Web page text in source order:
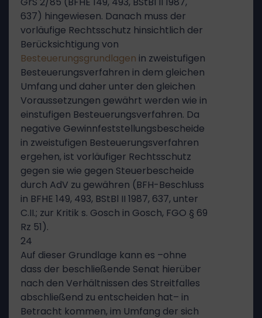
637) hingewiesen. Danach muss der
vorläufige Rechtsschutz hinsichtlich der
Berücksichtigung von
Besteuerungsgrundlagen in zweistufigen
Besteuerungsverfahren in dem gleichen
Umfang und daher unter den gleichen
Voraussetzungen gewährt werden wie in
einstufigen Besteuerungsverfahren. Da
negative Gewinnfeststellungsbescheide
in zweistufigen Besteuerungsverfahren
ergehen, ist vorläufiger Rechtsschutz
gegen sie wie gegen Steuerbescheide
durch AdV zu gewähren (BFH-Beschluss
in BFHE 149, 493, BStBl II 1987, 637, unter
C.II.; zur Kritik s. Gosch in Gosch, FGO § 69
Rz 51).
24
Auf dieser Grundlage kann es –ohne
dass der beschließende Senat hierüber
nach den Verhältnissen des Streitfalles
abschließend zu entscheiden hat– in
Betracht kommen, im Umfang der sich